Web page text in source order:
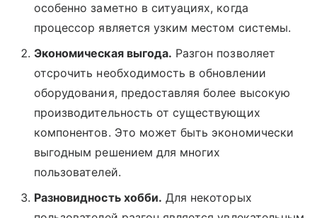
особенно заметно в ситуациях, когда
процессор является узким местом системы.
Экономическая выгода. Разгон позволяет
отсрочить необходимость в обновлении
оборудования, предоставляя более высокую
производительность от существующих
компонентов. Это может быть экономически
выгодным решением для многих
пользователей.
Разновидность хобби. Для некоторых